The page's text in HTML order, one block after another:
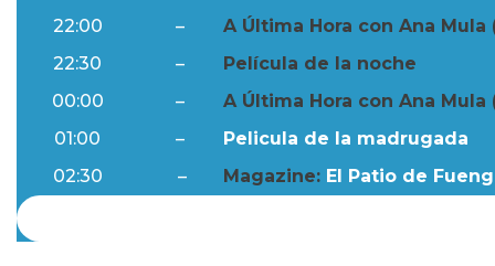
22:00
–
A Última Hora con Ana Mula
22:30
–
Película de la noche
00:00
–
A Última Hora con Ana Mula
01:00
–
Pelicula de la madrugada
02:30
– Magazine: El Patio de